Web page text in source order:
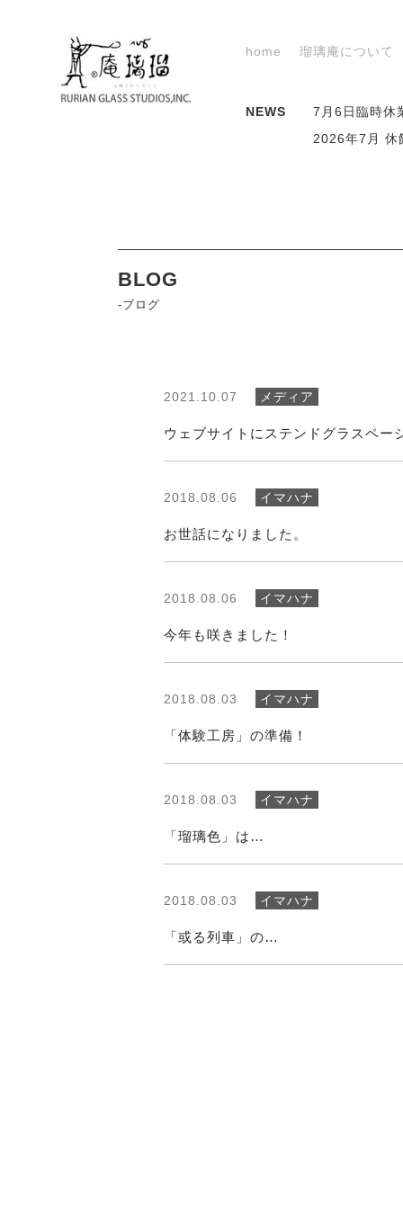
home 瑠璃庵について
NEWS
7月6日臨時休
2026年7月 休
BLOG
-ブログ
2021.10.07 メディア
ウェブサイトにステンドグラスペー
2018.08.06 イマハナ
お世話になりました。
2018.08.06 イマハナ
今年も咲きました！
2018.08.03 イマハナ
「体験工房」の準備！
2018.08.03 イマハナ
「瑠璃色」は…
2018.08.03 イマハナ
「或る列車」の…